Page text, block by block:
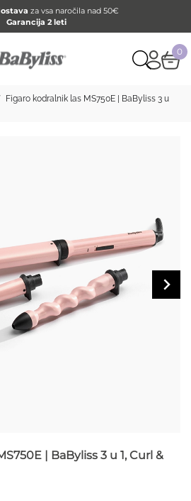
za vsa naročila nad 50€
Garancija 2 leti
0
Figaro kodralnik las MS750E | BaByliss 3 u
| BaByliss 3 u 1, Curl &